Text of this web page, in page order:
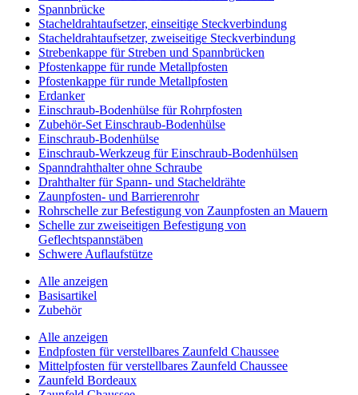
Spannbrücke
Stacheldrahtaufsetzer, einseitige Steckverbindung
Stacheldrahtaufsetzer, zweiseitige Steckverbindung
Strebenkappe für Streben und Spannbrücken
Pfostenkappe für runde Metallpfosten
Pfostenkappe für runde Metallpfosten
Erdanker
Einschraub-Bodenhülse für Rohrpfosten
Zubehör-Set Einschraub-Bodenhülse
Einschraub-Bodenhülse
Einschraub-Werkzeug für Einschraub-Bodenhülsen
Spanndrahthalter ohne Schraube
Drahthalter für Spann- und Stacheldrähte
Zaunpfosten- und Barrierenrohr
Rohrschelle zur Befestigung von Zaunpfosten an Mauern
Schelle zur zweiseitigen Befestigung von
Geflechtspannstäben
Schwere Auflaufstütze
Alle anzeigen
Basisartikel
Zubehör
Alle anzeigen
Endpfosten für verstellbares Zaunfeld Chaussee
Mittelpfosten für verstellbares Zaunfeld Chaussee
Zaunfeld Bordeaux